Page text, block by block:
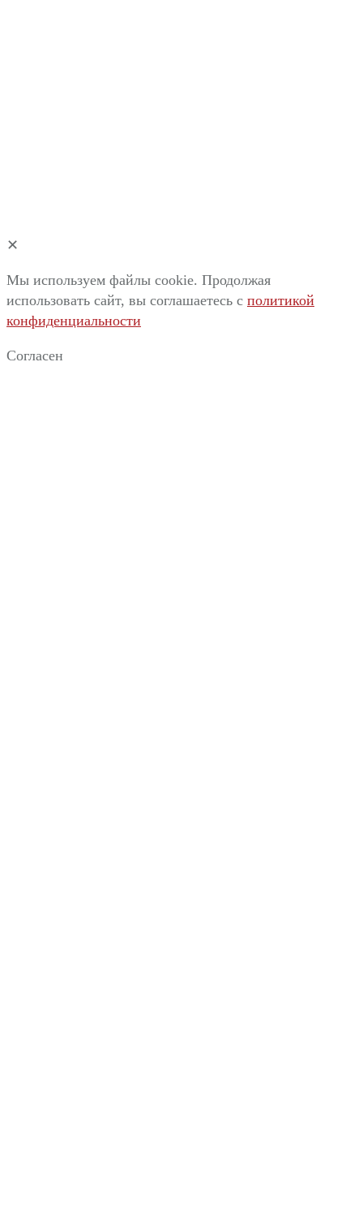
✕
Мы используем файлы cookie. Продолжая
использовать сайт, вы соглашаетесь c политикой
конфиденциальности
Согласен